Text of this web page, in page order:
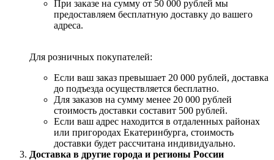
При заказе на сумму от 50 000 рублей мы
предоставляем бесплатную доставку до вашего
адреса.
Для розничных покупателей:
Если ваш заказ превышает 20 000 рублей, доставка
до подъезда осуществляется бесплатно.
Для заказов на сумму менее 20 000 рублей
стоимость доставки составит 500 рублей.
Если ваш адрес находится в отдаленных районах
или пригородах Екатеринбурга, стоимость
доставки будет рассчитана индивидуально.
Доставка в другие города и регионы России